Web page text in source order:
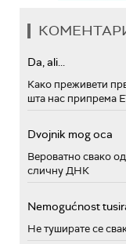
Da, ali...
Како преживети
шта нас припрема
Dvojnik mog oca
Вероватно свако
сличну ДНК
Nemogućnost
Не туширате се